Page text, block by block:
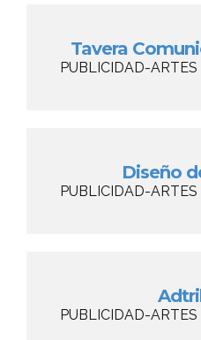
Tavera
PUBLICIDAD-
Diseño
PUBLICIDAD-
PUBLICIDAD-